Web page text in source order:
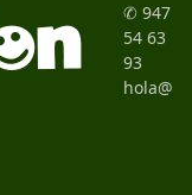
✆ 947
54 63
93
hola@